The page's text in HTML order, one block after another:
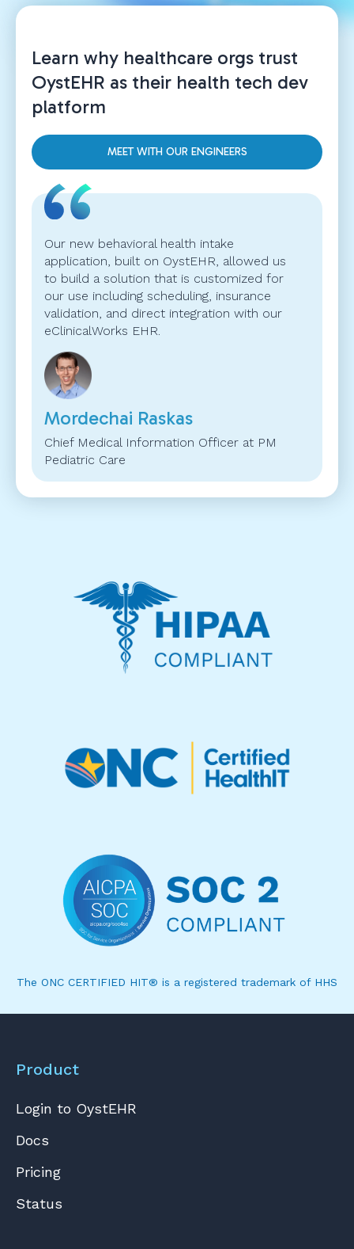
Learn why healthcare orgs trust
OystEHR as their health tech dev
platform
MEET WITH OUR ENGINEERS
Our new behavioral health intake
application, built on OystEHR, allowed us
to build a solution that is customized for
our use including scheduling, insurance
validation, and direct integration with our
eClinicalWorks EHR.
Mordechai Raskas
Chief Medical Information Officer at PM
Pediatric Care
The ONC CERTIFIED HIT® is a registered trademark of HHS
Product
Login to OystEHR
Docs
Pricing
Status